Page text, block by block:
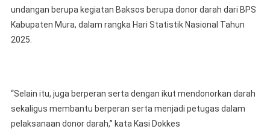
undangan berupa kegiatan Baksos berupa donor darah dari BPS
Kabupaten Mura, dalam rangka Hari Statistik Nasional Tahun
2025.
“Selain itu, juga berperan serta dengan ikut mendonorkan darah
sekaligus membantu berperan serta menjadi petugas dalam
pelaksanaan donor darah,” kata Kasi Dokkes